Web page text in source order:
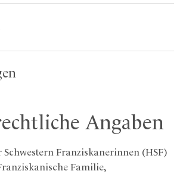
Angaben
Franziskanerinnen (HSF)
Familie,